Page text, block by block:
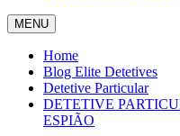
MENU
Home
Blog Elite Detetives
Detetive Particular
DETETIVE
ESPIÃO